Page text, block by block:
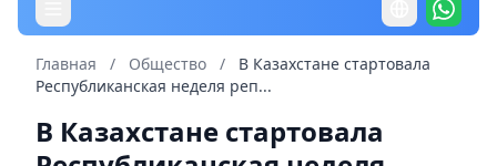
Главная / Общество /
В Казахстане стартовала
Республиканская неделя реп...
В Казахстане стартовала